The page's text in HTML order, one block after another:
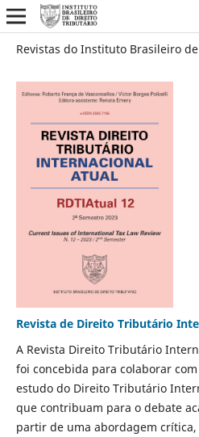
Revistas do Instituto Brasileiro
Revista de Direito Tributário
A Revista Direito Tributário
foi concebida para colaborar
estudo do Direito Tributário
que contribuam para o debate
partir de uma abordagem